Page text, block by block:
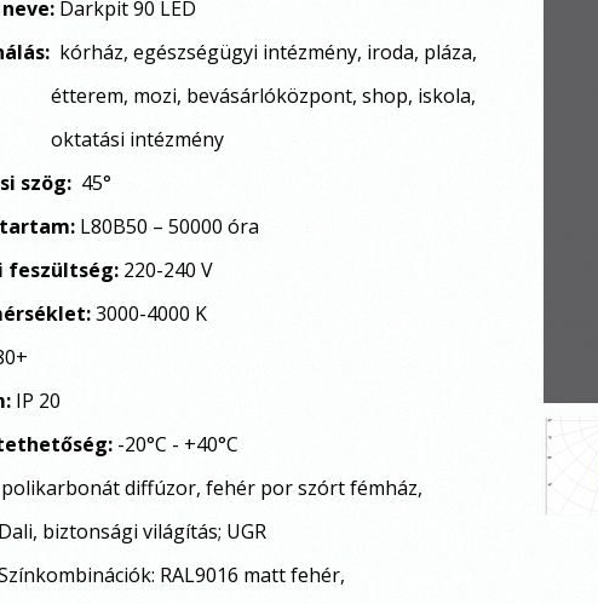
Darkpit 90 LED
kórház, egészségügyi intézmény, iroda, pláza,
mozi, bevásárlóközpont, shop, iskola,
intézmény
szög: 45°
L80B50 – 50000 óra
feszültség: 220-240 V
3000-4000 K
IP 20
-20°C - +40°C
polikarbonát diffúzor, fehér por szórt fémház,
Dali, biztonsági világítás; UGR
RAL9016 matt fehér,